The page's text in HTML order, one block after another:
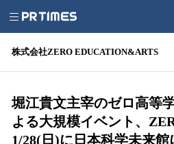
株式会社ZERO EDUCATION&ARTS
堀江貴文主宰のゼロ高等
よる大規模イベント、
1/28(日)に日本科学未来